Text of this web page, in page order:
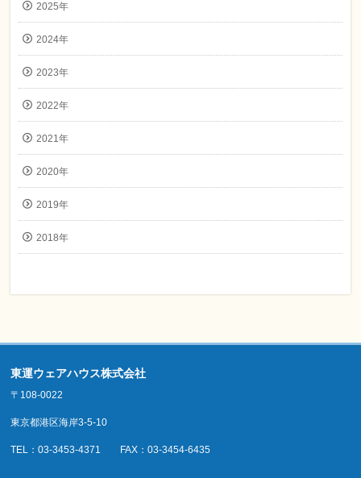
2025年
2024年
2023年
2022年
2021年
2020年
2019年
2018年
東運ウェアハウス株式会社
〒108-0022
東京都港区海岸3-5-10
TEL：03-3453-4371 FAX：03-3454-6435